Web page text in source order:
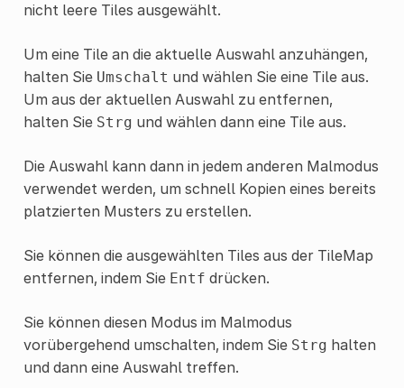
nicht leere Tiles ausgewählt.
Um eine Tile an die aktuelle Auswahl anzuhängen,
halten Sie Umschalt und wählen Sie eine Tile aus.
Um aus der aktuellen Auswahl zu entfernen,
halten Sie Strg und wählen dann eine Tile aus.
Die Auswahl kann dann in jedem anderen Malmodus
verwendet werden, um schnell Kopien eines bereits
platzierten Musters zu erstellen.
Sie können die ausgewählten Tiles aus der TileMap
entfernen, indem Sie Entf drücken.
Sie können diesen Modus im Malmodus
vorübergehend umschalten, indem Sie Strg halten
und dann eine Auswahl treffen.